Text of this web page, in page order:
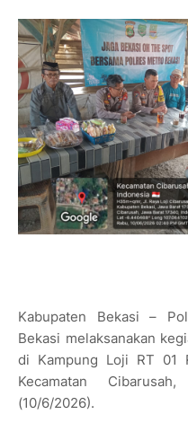
Kabupaten Bekasi –
Bekasi melaksanakan
di Kampung Loji RT 01
Kecamatan
(10/6/2026).